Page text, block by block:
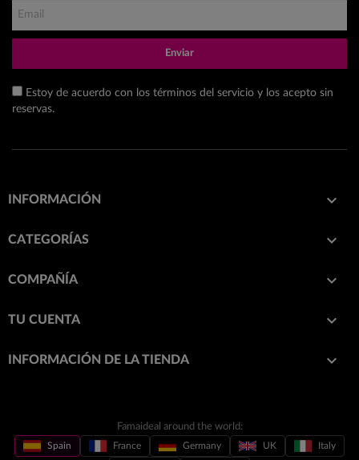
Enviar
Estoy de acuerdo con los términos del servicio y los acepto sin
reservas.
INFORMACIÓN 
CATEGORÍAS 
COMPAÑÍA 
TU CUENTA 
INFORMACIÓN DE LA TIENDA keyboard_arrow_down
Famaideal around the world:
Spain France Germany UK Italy